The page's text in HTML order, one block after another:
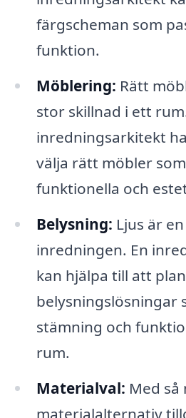
färgscheman som
funktion.
Möblering: Rätt
stor skillnad i ett
inredningsarkitekt
välja rätt möbler
funktionella och
Belysning: Ljus är
inredningen. En
kan hjälpa till att
belysningslösningar
stämning och
rum.
Materialval: Med så
materialalternativ